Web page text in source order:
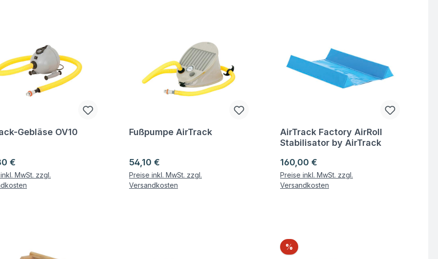
zum Artikel
Gebläse OV10
Preis:
€
MwSt. zzgl.
Fragen zum Artikel
Fußpumpe AirTrack
Regulärer Preis:
54,10 €
Preise inkl. MwSt. zzgl.
Versandkosten
Fragen zum Artikel
AirTrack Factory AirRoll
Stabilisator by AirTrack
Regulärer Preis:
160,00 €
Preise inkl. MwSt. zzgl.
Versandkosten
% Rabatt